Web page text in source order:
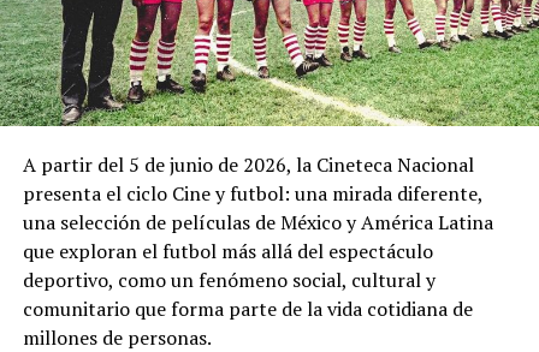
A partir del 5 de junio de 2026, la Cineteca Nacional
presenta el ciclo Cine y futbol: una mirada diferente,
una selección de películas de México y América Latina
que exploran el futbol más allá del espectáculo
deportivo, como un fenómeno social, cultural y
comunitario que forma parte de la vida cotidiana de
millones de personas.